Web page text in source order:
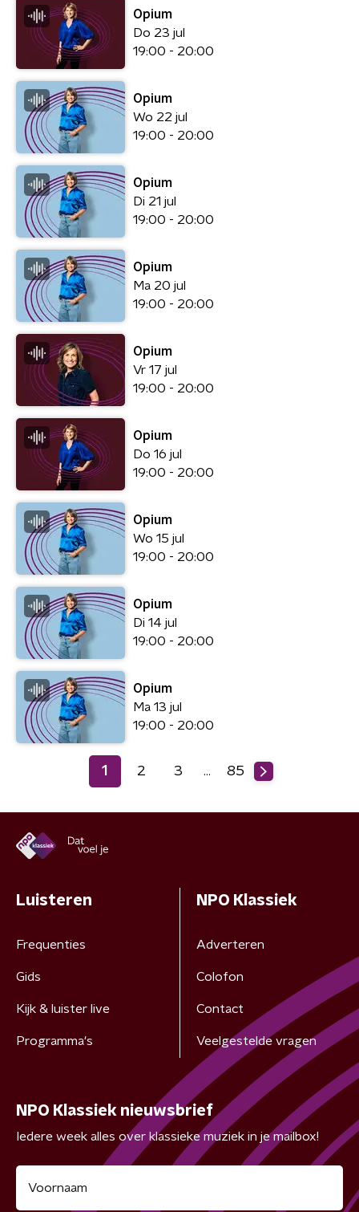
Opium
Do 23 jul
19:00 - 20:00
Opium
Wo 22 jul
19:00 - 20:00
Opium
Di 21 jul
19:00 - 20:00
Opium
Ma 20 jul
19:00 - 20:00
Opium
Vr 17 jul
19:00 - 20:00
Opium
Do 16 jul
19:00 - 20:00
Opium
Wo 15 jul
19:00 - 20:00
Opium
Di 14 jul
19:00 - 20:00
Opium
Ma 13 jul
19:00 - 20:00
1 2 3 … 85
Luisteren
Frequenties
Gids
Kijk & luister live
Programma's
NPO Klassiek
Adverteren
Colofon
Contact
Veelgestelde vragen
NPO Klassiek nieuwsbrief
Iedere week alles over klassieke muziek in je mailbox!